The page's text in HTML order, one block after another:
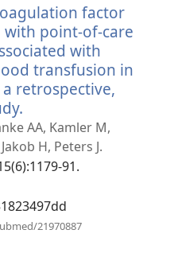
窗
口）
factor
point-of-care
with
transfusion in
retrospective,
开
新
窗
AA, Kamler M,
H, Peters J.
91.
21970887